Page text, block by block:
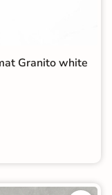
Granito white